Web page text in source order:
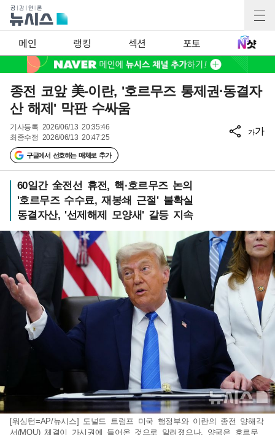
메인 랭킹 섹션 포토
종전 코앞 美-이란, '호르무즈 통제권·동결자
산 해제' 막판 수싸움
기사등록 2026/06/13 20:35:46
최종수정 2026/06/13 20:47:25
구글에서 선호하는 매체로 추가
가가
60일간 全전선 휴전, 핵·호르무즈 논의
'호르무즈 수수료, 재봉쇄 근절' 불확실
동결자산, '선제해제 모양새' 갈등 지속
[워싱턴=AP/뉴시스] 도널드 트럼프 미국 행정부와 이란의 종전 양해각
서(MOU) 체결이 가시권에 들어온 것으로 알려졌으나, 양국은 호르무